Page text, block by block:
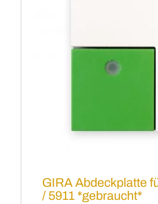
GIRA Abdeckplatte
/ 5911 *gebraucht*